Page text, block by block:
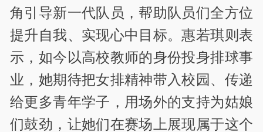
角引导新一代队员，帮助队员们全方位
提升自我、实现心中目标。惠若琪则表
示，如今以高校教师的身份投身排球事
业，她期待把女排精神带入校园、传递
给更多青年学子，用场外的支持为姑娘
们鼓劲，让她们在赛场上展现属于这个